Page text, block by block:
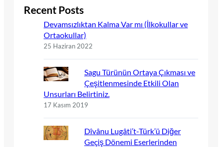
Recent Posts
Devamsızlıktan Kalma Var mı (İlkokullar ve
Ortaokullar)
25 Haziran 2022
Sagu Türünün Ortaya Çıkması ve
Çeşitlenmesinde Etkili Olan
Unsurları Belirtiniz.
17 Kasım 2019
Dîvânu Lugâti’t-Türk’ü Diğer
Geçiş Dönemi Eserlerinden